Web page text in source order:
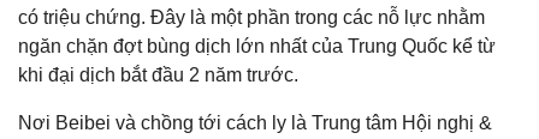
có triệu chứng. Đây là một phần trong các nỗ lực nhằm
ngăn chặn đợt bùng dịch lớn nhất của Trung Quốc kể từ
khi đại dịch bắt đầu 2 năm trước.
Nơi Beibei và chồng tới cách ly là Trung tâm Hội nghị &